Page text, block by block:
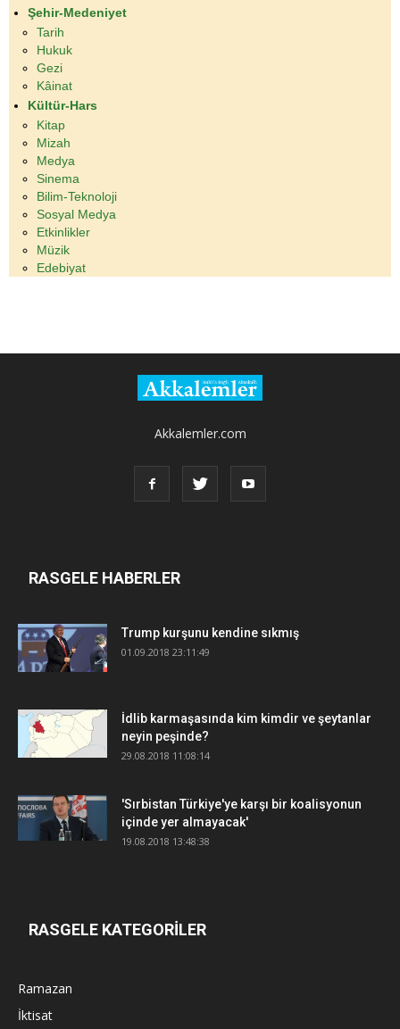
Şehir-Medeniyet
Tarih
Hukuk
Gezi
Kâinat
Kültür-Hars
Kitap
Mizah
Medya
Sinema
Bilim-Teknoloji
Sosyal Medya
Etkinlikler
Müzik
Edebiyat
Akkalemler.com
RASGELE HABERLER
Trump kurşunu kendine sıkmış
01.09.2018 23:11:49
İdlib karmaşasında kim kimdir ve şeytanlar
neyin peşinde?
29.08.2018 11:08:14
'Sırbistan Türkiye'ye karşı bir koalisyonun
içinde yer almayacak'
19.08.2018 13:48:38
RASGELE KATEGORİLER
Ramazan
İktisat